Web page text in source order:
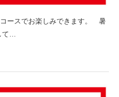
ースでお楽しみできます。 暑
て…